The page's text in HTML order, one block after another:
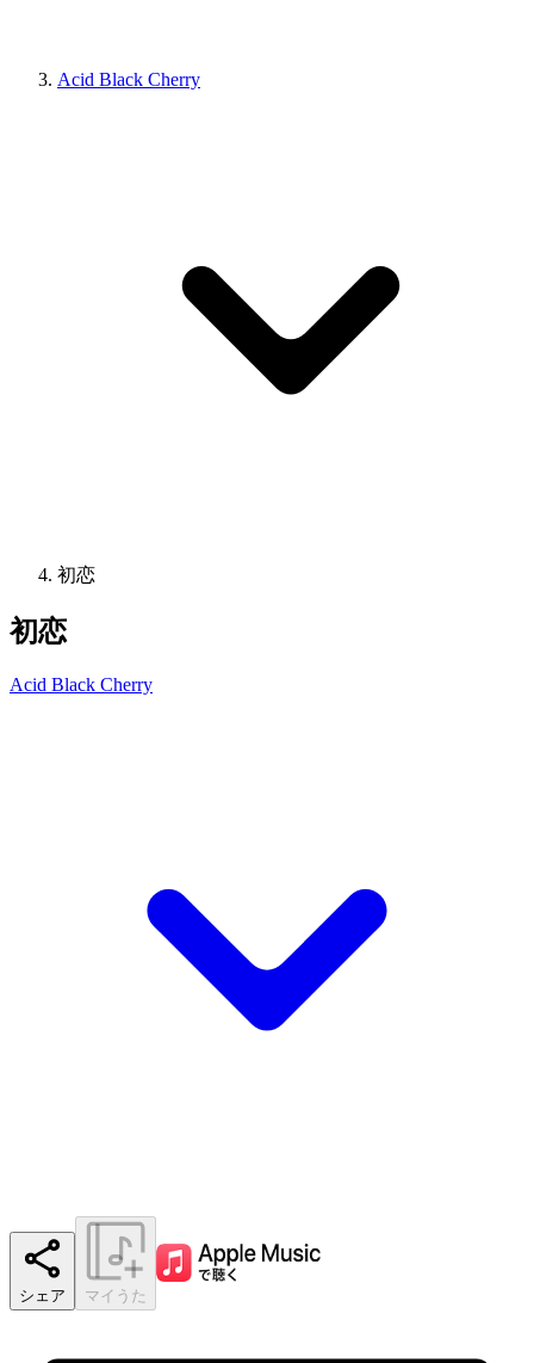
Acid Black Cherry
初恋
初恋
Acid Black Cherry
シェア マイうた